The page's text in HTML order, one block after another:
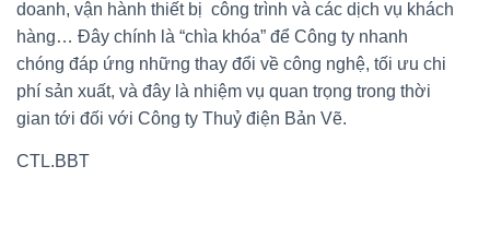
doanh, vận hành thiết bị công trình và các dịch vụ khách
hàng… Đây chính là “chìa khóa” để Công ty nhanh
chóng đáp ứng những thay đổi về công nghệ, tối ưu chi
phí sản xuất, và đây là nhiệm vụ quan trọng trong thời
gian tới đối với Công ty Thuỷ điện Bản Vẽ.
CTL.BBT